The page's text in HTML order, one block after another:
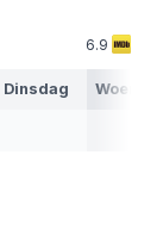
6.9
Dinsdag